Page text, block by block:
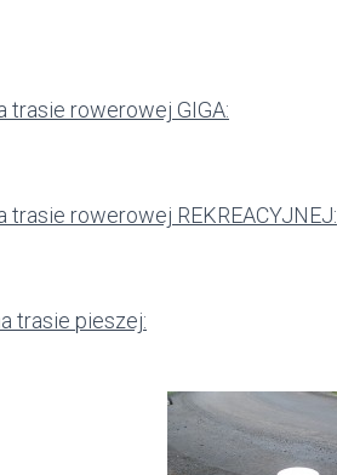
trasie rowerowej GIGA:
trasie rowerowej REKREACYJNEJ:
trasie pieszej: